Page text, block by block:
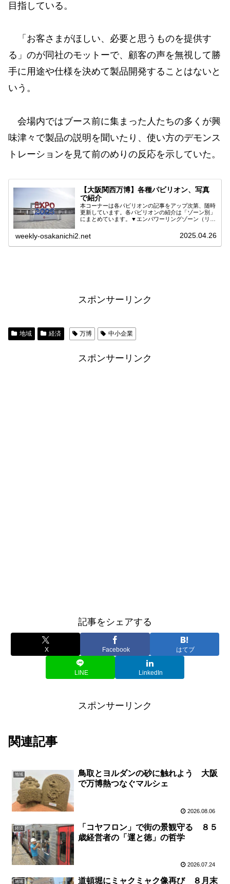
目指している。
「お客さまがほしい、必要と思うものを提供す
る」のが同社のモットーで、顧客の声を無視して勝
手に用途や仕様を決めて製品開発することはないと
いう。
会場内ではブース前に集まった人たちの多くが興
味津々で製品の説明を聞いたり、使い方のデモンス
トレーションを見て前のめりの反応を示していた。
【大阪関西万博】各種パビリオン、写真
で紹介
本コーナーは各パビリオンの記事をアップ次第、随時
更新しています。各パビリオンの紹介は「ゾーン別」
にまとめています。▼エンパワーリングゾーン（リン
ピン館関連記事へグルメへアイルランド館関連記事
へ...
weekly-osakanichi2.net 2025.04.26
スポンサーリンク
地域 経済 万博 中小企業
スポンサーリンク
記事をシェアする
X Facebook はてブ
LINE LinkedIn
スポンサーリンク
関連記事
地域
鳥取とヨルダンの砂に触れよう 大阪
で万博熱つなぐマルシェ
2026.08.06
経済
「コヤフロン」で街の景観守る ８５
歳経営者の「運と徳」の哲学
2026.07.24
地域 道頓堀にミャクミャク像再び ８月末